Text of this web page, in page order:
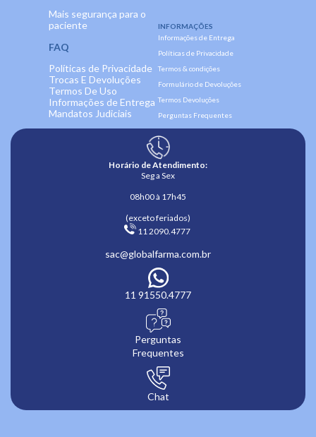
Mais segurança para o
paciente
FAQ
Políticas de Privacidade
Trocas E Devoluções
Termos De Uso
Informações de Entrega
Mandatos Judiciais
INFORMAÇÕES
Informações de Entrega
Políticas de Privacidade
Termos & condições
Formulário de Devoluções
Termos Devoluções
Perguntas Frequentes
Horário de Atendimento:
Seg a Sex
08h00 à 17h45
(exceto feriados)
11 2090.4777
sac@globalfarma.com.br
11 91550.4777
Perguntas
Frequentes
Chat